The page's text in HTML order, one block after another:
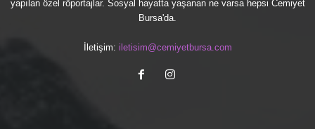
yapılan özel röportajlar. Sosyal hayatta yaşanan ne varsa hepsi Cemiyet
Bursa'da.
İletişim: iletisim@cemiyetbursa.com